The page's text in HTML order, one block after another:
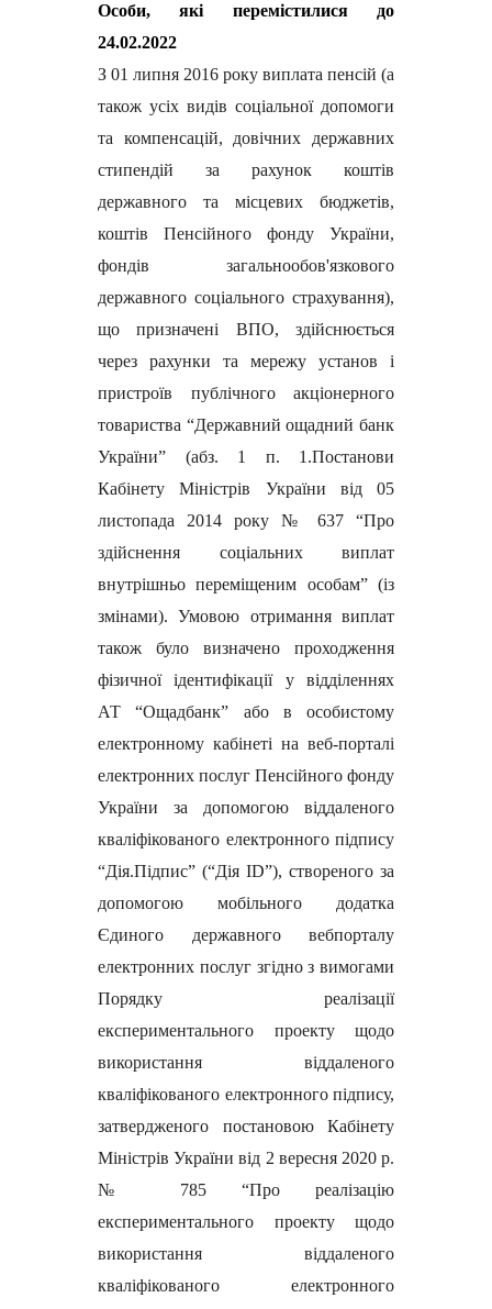
Особи, які перемістилися до
24.02.2022
З 01 липня 2016 року виплата пенсій (а
також усіх видів соціальної допомоги
та компенсацій, довічних державних
стипендій за рахунок коштів
державного та місцевих бюджетів,
коштів Пенсійного фонду України,
фондів загальнообов'язкового
державного соціального страхування),
що призначені ВПО, здійснюється
через рахунки та мережу установ і
пристроїв публічного акціонерного
товариства “Державний ощадний банк
України” (абз. 1 п. 1.Постанови
Кабінету Міністрів України від 05
листопада 2014 року № 637 “Про
здійснення соціальних виплат
внутрішньо переміщеним особам” (із
змінами). Умовою отримання виплат
також було визначено проходження
фізичної ідентифікації у відділеннях
АТ “Ощадбанк” або в особистому
електронному кабінеті на веб-порталі
електронних послуг Пенсійного фонду
України за допомогою віддаленого
кваліфікованого електронного підпису
“Дія.Підпис” (“Дія ID”), створеного за
допомогою мобільного додатка
Єдиного державного вебпорталу
електронних послуг згідно з вимогами
Порядку реалізації
експериментального проекту щодо
використання віддаленого
кваліфікованого електронного підпису,
затвердженого постановою Кабінету
Міністрів України від 2 вересня 2020 р.
№ 785 “Про реалізацію
експериментального проекту щодо
використання віддаленого
кваліфікованого електронного